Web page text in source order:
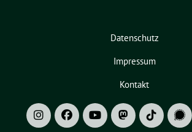
Datenschutz
Impressum
Kontakt